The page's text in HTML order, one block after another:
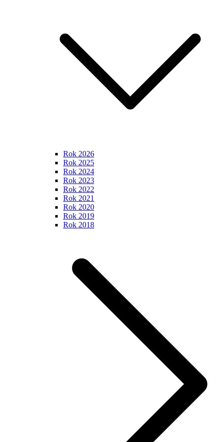
Rok 2026
Rok 2025
Rok 2024
Rok 2023
Rok 2022
Rok 2021
Rok 2020
Rok 2019
Rok 2018